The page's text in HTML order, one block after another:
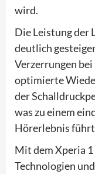
wird.
Die Leistung der
deutlich
Verzerrungen
optimierte
der
was zu einem
Hörerlebnis
Mit dem Xperia
Technologien